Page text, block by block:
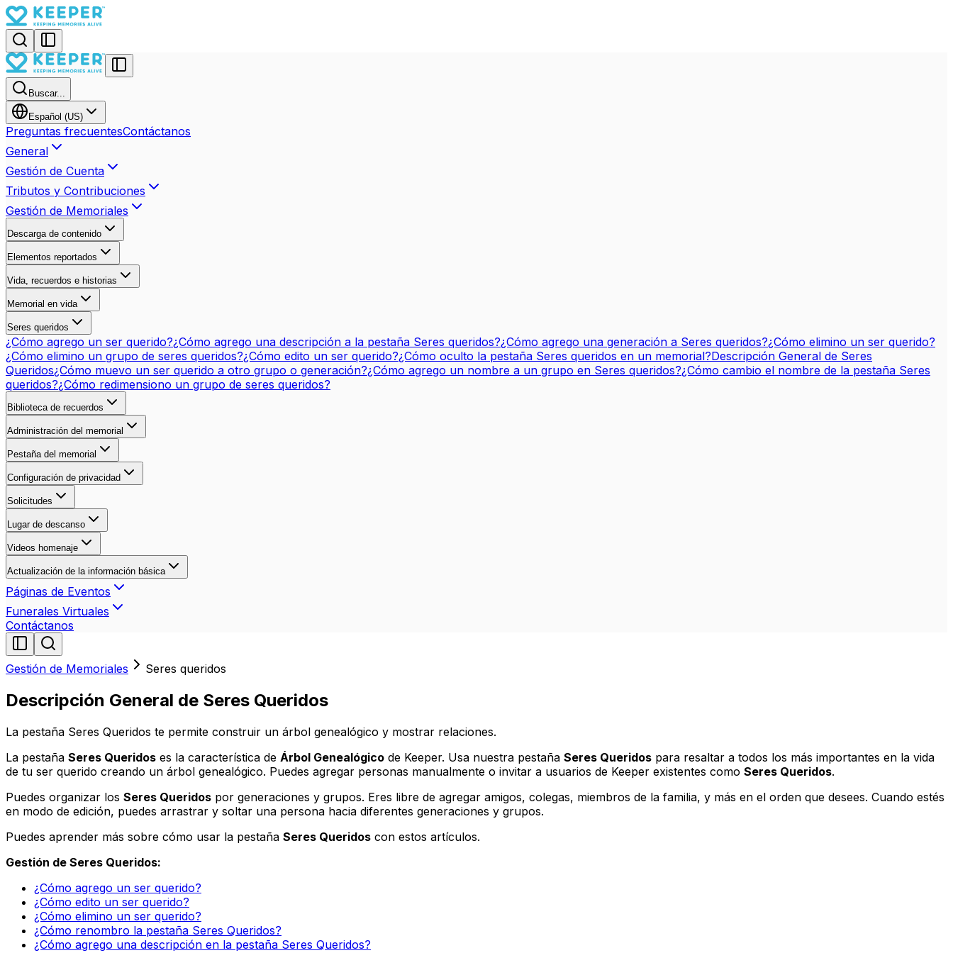
Buscar...
Español (US)
Preguntas frecuentesContáctanos
General
Gestión de Cuenta
Tributos y Contribuciones
Gestión de Memoriales
Descarga de contenido
Elementos reportados
Vida, recuerdos e historias
Memorial en vida
Seres queridos
¿Cómo agrego un ser querido?¿Cómo agrego una descripción a la pestaña Seres queridos?¿Cómo agrego una generación a Seres queridos?¿Cómo elimino un ser querido?
¿Cómo elimino un grupo de seres queridos?¿Cómo edito un ser querido?¿Cómo oculto la pestaña Seres queridos en un memorial?Descripción General de Seres
Queridos¿Cómo muevo un ser querido a otro grupo o generación?¿Cómo agrego un nombre a un grupo en Seres queridos?¿Cómo cambio el nombre de la pestaña Seres
queridos?¿Cómo redimensiono un grupo de seres queridos?
Biblioteca de recuerdos
Administración del memorial
Pestaña del memorial
Configuración de privacidad
Solicitudes
Lugar de descanso
Videos homenaje
Actualización de la información básica
Páginas de Eventos
Funerales Virtuales
Contáctanos
Gestión de Memoriales Seres queridos
Descripción General de Seres Queridos
La pestaña Seres Queridos te permite construir un árbol genealógico y mostrar relaciones.
La pestaña Seres Queridos es la característica de Árbol Genealógico de Keeper. Usa nuestra pestaña Seres Queridos para resaltar a todos los más importantes en la vida
de tu ser querido creando un árbol genealógico. Puedes agregar personas manualmente o invitar a usuarios de Keeper existentes como Seres Queridos.
Puedes organizar los Seres Queridos por generaciones y grupos. Eres libre de agregar amigos, colegas, miembros de la familia, y más en el orden que desees. Cuando estés
en modo de edición, puedes arrastrar y soltar una persona hacia diferentes generaciones y grupos.
Puedes aprender más sobre cómo usar la pestaña Seres Queridos con estos artículos.
Gestión de Seres Queridos:
¿Cómo agrego un ser querido?
¿Cómo edito un ser querido?
¿Cómo elimino un ser querido?
¿Cómo renombro la pestaña Seres Queridos?
¿Cómo agrego una descripción en la pestaña Seres Queridos?